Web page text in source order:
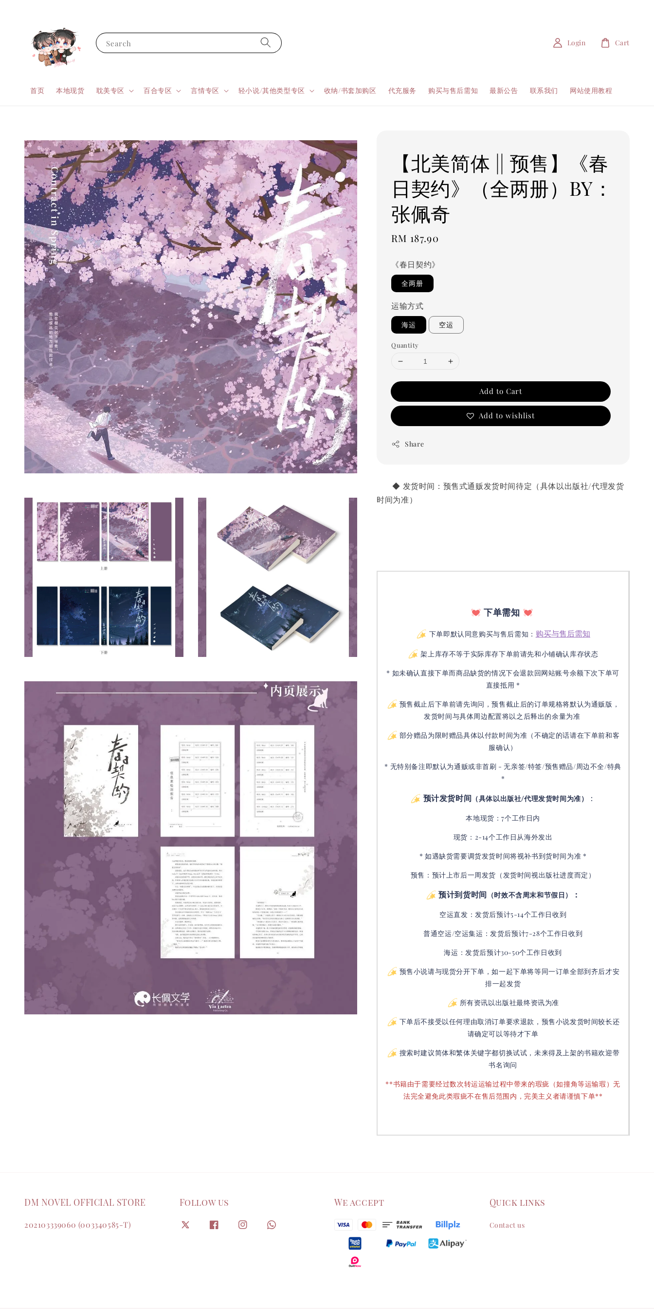
Search
首页 本地现货 耽美专区 百合专区 言情专区 轻小说/其他类型专区 收纳/书套加购区 代充服务 购买与售后需知 最新公告 联系我们 网站使用教程
Login Cart
【北美简体 || 预售】《春
日契约》（全两册）BY：
张佩奇
Regular
RM 187.90
《春日契约》
全两册
运输方式
海运 空运
Quantity
Add to Cart
Add to wishlist
Share
◆ 发货时间：预售式通贩发货时间待定（具体以出版社/代理发货
时间为准）
下单需知
下单即默认同意购买与售后需知： 购买与售后需知
架上库存不等于实际库存下单前请先和小铺确认库存状态
* 如未确认直接下单而商品缺货的情况下会退款回网站账号余额下次下单可
直接抵用 *
预售截止后下单前请先询问，预售截止后的订单规格将默认为通贩版，
发货时间与具体周边配置将以之后释出的余量为准
部分赠品为限时赠品具体以付款时间为准（不确定的话请在下单前和客
服确认）
* 无特别备注即默认为通贩或非首刷 - 无亲签/特签/预售赠品/周边不全/特典
*
预计发货时间 （具体以出版社/代理发货时间为准） ：
本地现货：7个工作日内
现货：2-14个工作日从海外发出
* 如遇缺货需要调货发货时间将视补书到货时间为准 *
预售：预计上市后一周发货（发货时间视出版社进度而定 ）
预计到货时间 （时效不含周末和节假日） ：
空运直发：发货后预计5-14个工作日收到
普通空运/空运集运：发货后预计7-28个工作日收到
海运：发货后预计30-50个工作日收到
预售小说请与现货分开下单，如一起下单将等同一订单全部到齐后才安
排一起发货
所有资讯以出版社最终资讯为准
下单后不接受以任何理由取消订单要求退款，预售小说发货时间较长还
请确定可以等待才下单
搜索时建议简体和繁体关键字都切换试试，未来得及上架的书籍欢迎带
书名询问
**书籍由于需要经过数次转运运输过程中带来的瑕疵（如撞角等运输瑕）无
法完全避免此类瑕疵不在售后范围内，完美主义者请谨慎下单**
DM NOVEL OFFICIAL STORE
202103339060 (003340585-T)
Follow us We accept Quick links
Contact us